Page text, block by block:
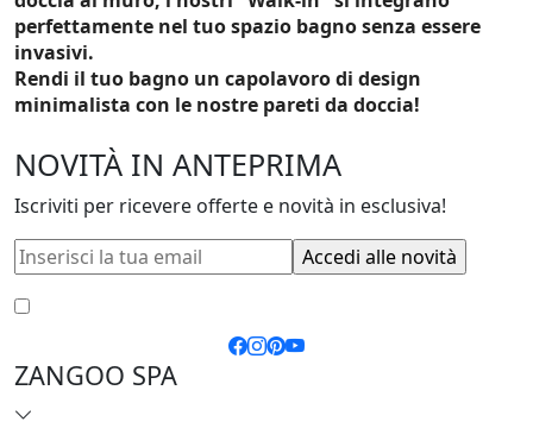
perfettamente nel tuo spazio bagno senza essere
invasivi.
Rendi il tuo bagno un capolavoro di design
minimalista con le nostre pareti da doccia!
NOVITÀ IN ANTEPRIMA
Iscriviti per ricevere offerte e novità in esclusiva!
ZANGOO SPA